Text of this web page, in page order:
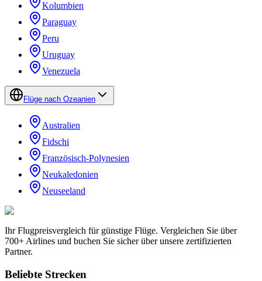
Kolumbien
Paraguay
Peru
Uruguay
Venezuela
Flüge nach Ozeanien
Australien
Fidschi
Französisch-Polynesien
Neukaledonien
Neuseeland
Ihr Flugpreisvergleich für günstige Flüge. Vergleichen Sie über
700+ Airlines und buchen Sie sicher über unsere zertifizierten
Partner.
Beliebte Strecken